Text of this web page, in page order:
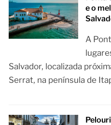
e o
A
Salvador, localizada
Serrat, na península de